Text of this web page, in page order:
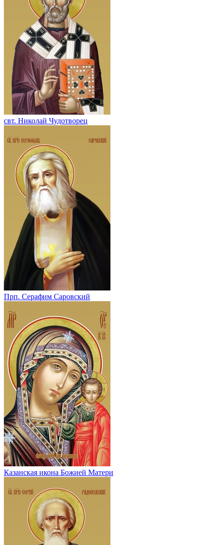
свт. Николай Чудотворец
Прп. Серафим Саровский
Казанская икона Божией Матери